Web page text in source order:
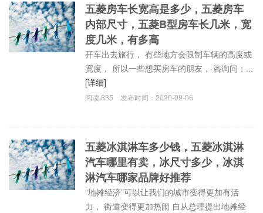
五菱房车长宽高是多少，五菱房车
内部尺寸，五菱B型房车长几米，宽
度几米，有多高
开车出去旅行， 有些地方会限制车辆的高度或
宽度， 所以一些想买房车的朋友， 咨询问：...
[详细]
阅读835 发布时间：2020-09-06
五菱冰淇淋车多少钱，五菱冰淇淋
汽车哪里有卖，冰尺寸多少，冰淇
淋汽车哪家品牌好推荐
“地摊经济”可以让我们的城市变得更加有活
力， 街道变得更加热闹 自从总理提出地摊经